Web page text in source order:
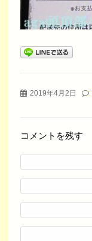
2019年4月2日
コメントを残す